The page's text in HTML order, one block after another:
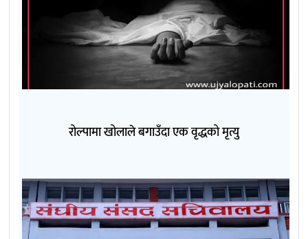
रोल्पामा खोलाले बगाउँदा एक वृद्धको मृत्यु